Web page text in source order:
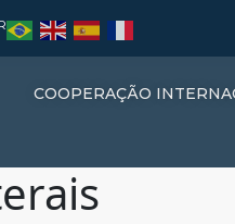
COOPERAÇÃO